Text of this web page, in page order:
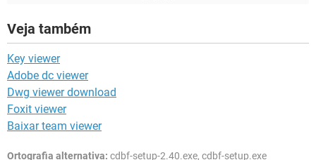
Veja também
Key viewer
Adobe dc viewer
Dwg viewer download
Foxit viewer
Baixar team viewer
Ortografia alternativa: cdbf-setup-2.40.exe, cdbf-setup.exe